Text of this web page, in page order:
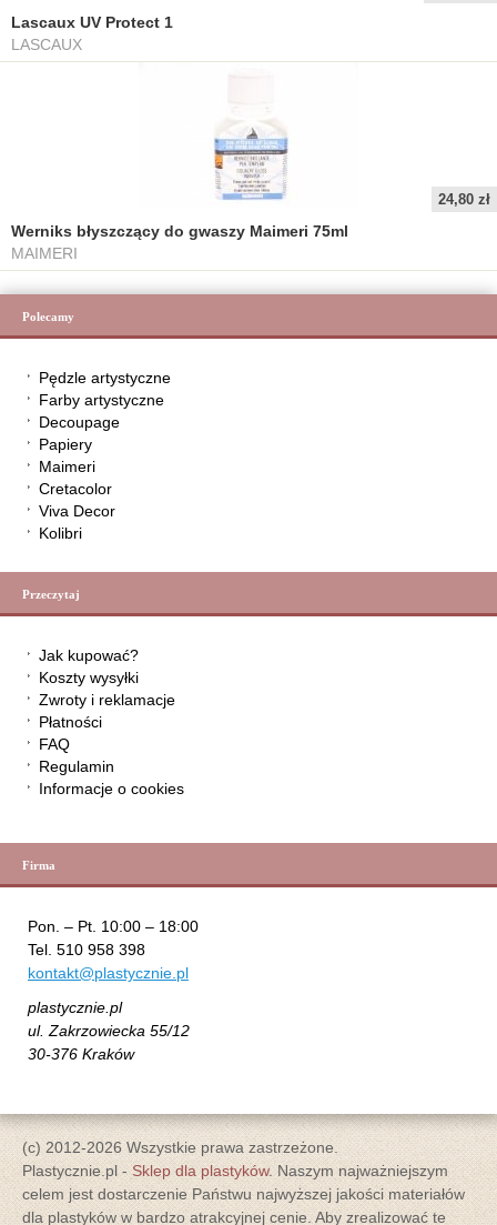
Lascaux UV Protect 1
LASCAUX
24,80 zł
Werniks błyszczący do gwaszy Maimeri 75ml
MAIMERI
Polecamy
Pędzle artystyczne
Farby artystyczne
Decoupage
Papiery
Maimeri
Cretacolor
Viva Decor
Kolibri
Przeczytaj
Jak kupować?
Koszty wysyłki
Zwroty i reklamacje
Płatności
FAQ
Regulamin
Informacje o cookies
Firma
Pon. – Pt. 10:00 – 18:00
Tel. 510 958 398
kontakt@plastycznie.pl
plastycznie.pl
ul. Zakrzowiecka 55/12
30-376 Kraków
(c) 2012-2026 Wszystkie prawa zastrzeżone.
Plastycznie.pl -Sklep dla plastyków. Naszym najważniejszym
celem jest dostarczenie Państwu najwyższej jakości materiałów
dla plastyków w bardzo atrakcyjnej cenie. Aby zrealizować te